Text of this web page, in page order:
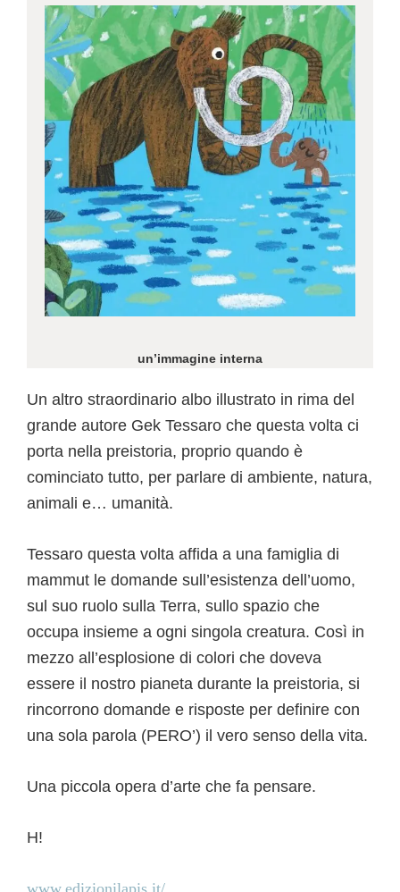
un’immagine interna
Un altro straordinario albo illustrato in rima del
grande autore Gek Tessaro che questa volta ci
porta nella preistoria, proprio quando è
cominciato tutto, per parlare di ambiente, natura,
animali e… umanità.
Tessaro questa volta affida a una famiglia di
mammut le domande sull’esistenza dell’uomo,
sul suo ruolo sulla Terra, sullo spazio che
occupa insieme a ogni singola creatura. Così in
mezzo all’esplosione di colori che doveva
essere il nostro pianeta durante la preistoria, si
rincorrono domande e risposte per definire con
una sola parola (PERO’) il vero senso della vita.
Una piccola opera d’arte che fa pensare.
H!